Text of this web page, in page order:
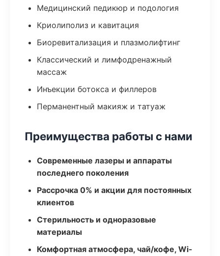
Медицинский педикюр и подология
Криолиполиз и кавитация
Биоревитализация и плазмолифтинг
Классический и лимфодренажный
массаж
Инъекции ботокса и филлеров
Перманентный макияж и татуаж
Преимущества работы с нами
Современные лазеры и аппараты
последнего поколения
Рассрочка 0% и акции для постоянных
клиентов
Стерильность и одноразовые
материалы
Комфортная атмосфера, чай/кофе, Wi-